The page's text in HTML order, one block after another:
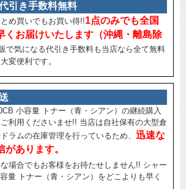
引き手数料無料
め買いでもお買い得!!1点のみでも全国
くお届けいたします（沖縄・離島除
で気になる代引き手数料も当店なら全て無料
変便利です。
小容量 トナー（青・シアン）の継続購入
利用くださいませ!! 当店は自社保有の大型倉
ラムの在庫管理を行っているため、 迅速な
があります。
場合でもお客様をお待たせしません!! シャー
量 トナー（青・シアン）をどこよりも早く